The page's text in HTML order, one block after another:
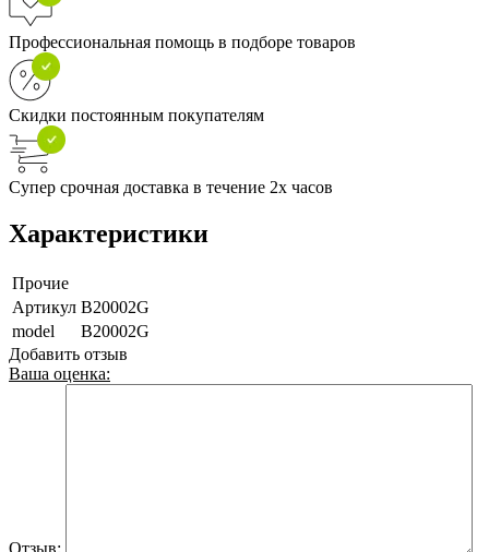
Профессиональная помощь в подборе товаров
Скидки постоянным покупателям
Супер срочная доставка в течение 2х часов
Характеристики
Прочие
Артикул B20002G
model
B20002G
Добавить отзыв
Ваша оценка:
Отзыв: